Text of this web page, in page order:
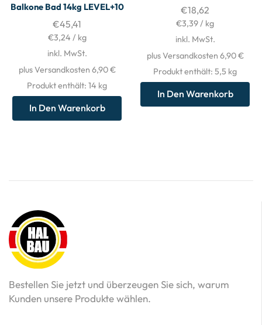
Balkone Bad 14kg LEVEL+10
€45,41
€3,24 / kg
inkl. MwSt.
plus Versandkosten 6,90 €
Produkt enthält: 14 kg
In Den Warenkorb
€18,62
€3,39/ kg
inkl. MwSt.
plus Versandkosten 6,90 €
Produkt enthält: 5,5 kg
In Den Warenkorb
Bestellen Sie jetzt und überzeugen Sie sich, warum
Kunden unsere Produkte wählen.